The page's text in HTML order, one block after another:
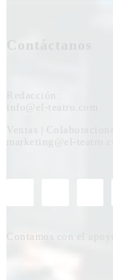
Contáctanos
Redacción:
info@el-teatro.com
Ventas |
marketing@el-
Contamos con el